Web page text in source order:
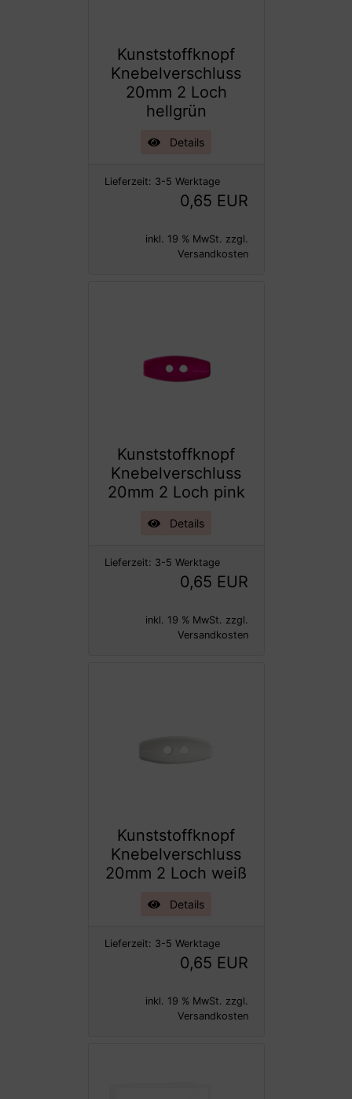
Kunststoffknopf
Knebelverschluss
20mm 2 Loch
hellgrün
Details
Lieferzeit: 3-5 Werktage
0,65 EUR
inkl. 19 % MwSt. zzgl.
Versandkosten
Kunststoffknopf
Knebelverschluss
20mm 2 Loch pink
Details
Lieferzeit: 3-5 Werktage
0,65 EUR
inkl. 19 % MwSt. zzgl.
Versandkosten
Kunststoffknopf
Knebelverschluss
20mm 2 Loch weiß
Details
Lieferzeit: 3-5 Werktage
0,65 EUR
inkl. 19 % MwSt. zzgl.
Versandkosten